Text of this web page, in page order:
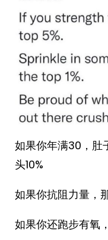
如果你年满30，肚
头10%
如果你抗阻力量，
如果你还跑步有氧